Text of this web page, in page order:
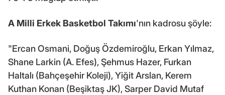
A Milli Erkek Basketbol Takımı'nın kadrosu şöyle:
"Ercan Osmani, Doğuş Özdemiroğlu, Erkan Yılmaz,
Shane Larkin (A. Efes), Şehmus Hazer, Furkan
Haltalı (Bahçeşehir Koleji), Yiğit Arslan, Kerem
Kuthan Konan (Beşiktaş JK), Sarper David Mutaf